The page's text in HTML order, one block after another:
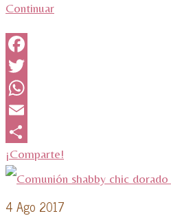
Continuar
Facebook
Twitter
WhatsApp
Email
¡Comparte!
4 Ago 2017